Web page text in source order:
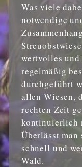
Was viele
notwendige
wertvolles
regelmäßig
durchgeführt
allen Wiesen,
rechten Zeit
kontinuierlich
Überlässt man
schnell und
Wald.